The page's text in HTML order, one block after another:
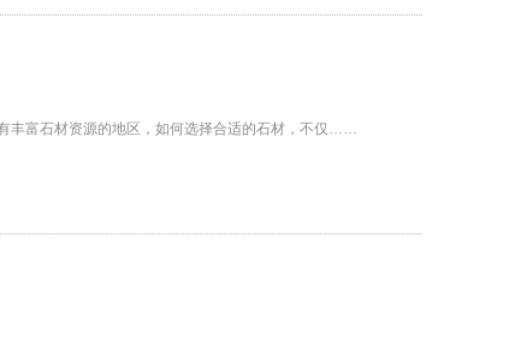
丰富石材资源的地区，如何选择合适的石材，不仅……